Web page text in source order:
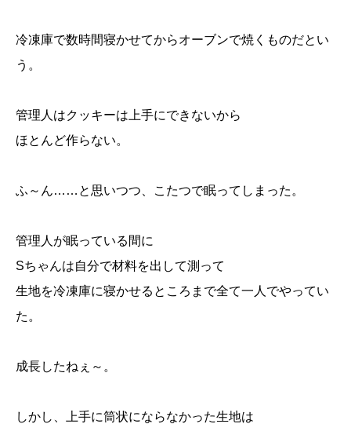
冷凍庫で数時間寝かせてからオーブンで焼くものだとい
う。
管理人はクッキーは上手にできないから
ほとんど作らない。
ふ～ん……と思いつつ、 こたつで眠ってしまった。
管理人が眠っている間に
Sちゃんは自分で材料を出して測って
生地を冷凍庫に寝かせるところまで全て一人でやってい
た。
成長したねぇ～。
しかし、上手に筒状にならなかった生地は